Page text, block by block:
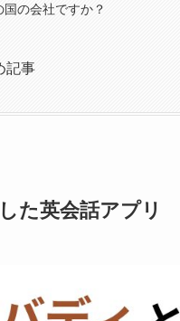
の会社ですか？
記事
た英会話アプリ